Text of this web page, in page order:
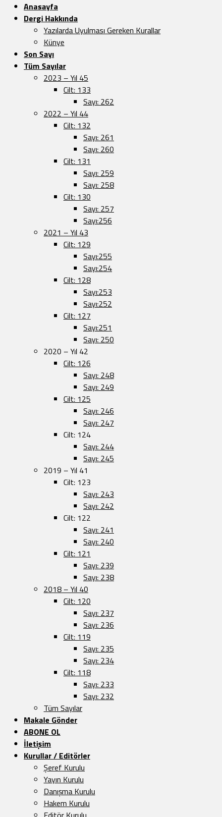
Anasayfa
Dergi Hakkında
Yazılarda Uyulması Gereken Kurallar
Künye
Son Sayı
Tüm Sayılar
2023 – Yıl 45
Cilt: 133
Sayı: 262
2022 – Yıl 44
Cilt: 132
Sayı: 261
Sayı: 260
Cilt: 131
Sayı: 259
Sayı: 258
Cilt: 130
Sayı: 257
Sayı:256
2021 – Yıl 43
Cilt: 129
Sayı:255
Sayı:254
Cilt: 128
Sayı:253
Sayı:252
Cilt: 127
Sayı:251
Sayı: 250
2020 – Yıl 42
Cilt: 126
Sayı: 248
Sayı: 249
Cilt: 125
Sayı: 246
Sayı: 247
Cilt: 124
Sayı: 244
Sayı: 245
2019 – Yıl 41
Cilt: 123
Sayı: 243
Sayı: 242
Cilt: 122
Sayı: 241
Sayı: 240
Cilt: 121
Sayı: 239
Sayı: 238
2018 – Yıl 40
Cilt: 120
Sayı: 237
Sayı: 236
Cilt: 119
Sayı: 235
Sayı: 234
Cilt: 118
Sayı: 233
Sayı: 232
Tüm Sayılar
Makale Gönder
ABONE OL
İletişim
Kurullar / Editörler
Şeref Kurulu
Yayın Kurulu
Danışma Kurulu
Hakem Kurulu